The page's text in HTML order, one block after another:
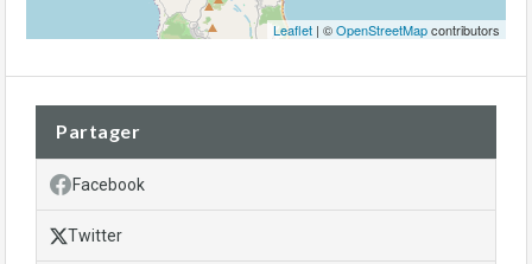
Leaflet | ©OpenStreetMapcontributors
Partager
Facebook
Twitter